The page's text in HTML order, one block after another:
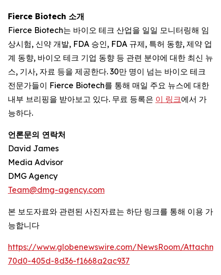
Fierce Biotech 소개
Fierce Biotech는 바이오 테크 산업을 일일 모니터링해 임
상시험, 신약 개발, FDA 승인, FDA 규제, 특허 동향, 제약 업
계 동향, 바이오 테크 기업 동향 등 관련 분야에 대한 최신 뉴
스, 기사, 자료 등을 제공한다. 30만 명이 넘는 바이오 테크
전문가들이 Fierce Biotech를 통해 매일 주요 뉴스에 대한
내부 브리핑을 받아보고 있다. 무료 등록은 이 링크에서 가
능하다.
언론문의 연락처
David James
Media Advisor
DMG Agency
Team@dmg-agency.com
본 보도자료와 관련된 사진자료는 하단 링크를 통해 이용 가
능합니다
https://www.globenewswire.com/NewsRoom/
70d0-405d-8d36-f1668a2ac937